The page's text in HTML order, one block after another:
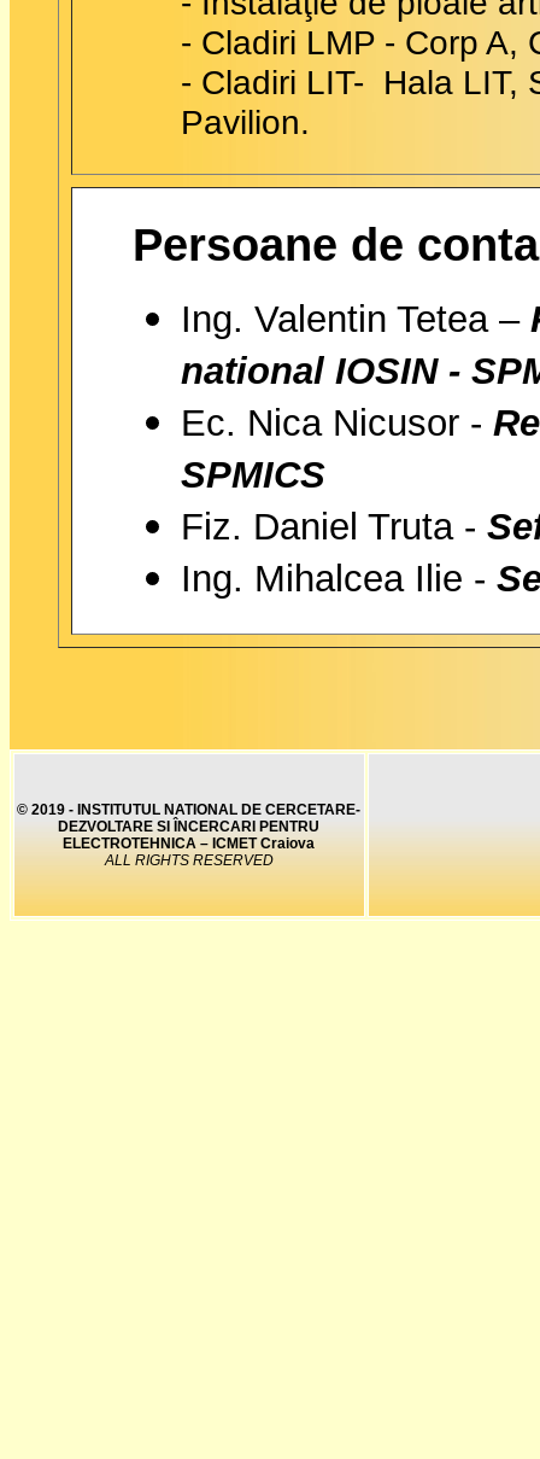
- Cladiri LMP - Corp A,
- Cladiri LIT- Hala LIT,
Pavilion.
Persoane de
Ing. Valentin Tetea –
national IOSIN -
Ec. Nica Nicusor -
SPMICS
Fiz. Daniel Truta -
Ing. Mihalcea Ilie -
© 2019 - INSTITUTUL NATIONAL DE CERCETARE-
DEZVOLTARE SI ÎNCERCARI PENTRU
ELECTROTEHNICA – ICMET Craiova
ALL RIGHTS RESERVED